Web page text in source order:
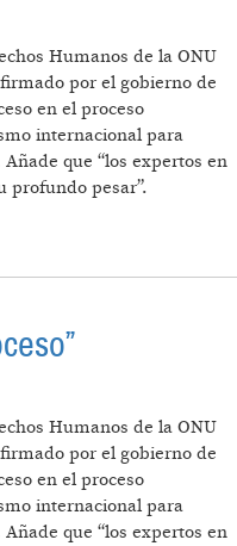
Humanos de la ONU
por el gobierno de
en el proceso
internacional para
que “los expertos en
profundo pesar”.
Humanos de la ONU
por el gobierno de
en el proceso
internacional para
que “los expertos en